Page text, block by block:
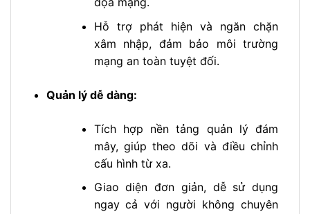
Hỗ trợ phát hiện và ngăn chặn
xâm nhập, đảm bảo môi trường
mạng an toàn tuyệt đối.
Quản lý dễ dàng:
Tích hợp nền tảng quản lý đám
mây, giúp theo dõi và điều chỉnh
cấu hình từ xa.
Giao diện đơn giản, dễ sử dụng
ngay cả với người không chuyên